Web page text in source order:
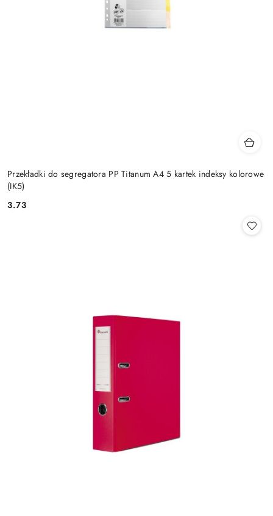
Przekładki do segregatora PP Titanum A4 5 kartek indeksy kolorowe
(IK5)
Cena:
3.73